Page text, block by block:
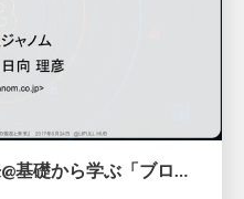
ビットコインの現在と未来@基礎から学ぶ「ブロックチェーン」と「仮想通貨」ビジネス